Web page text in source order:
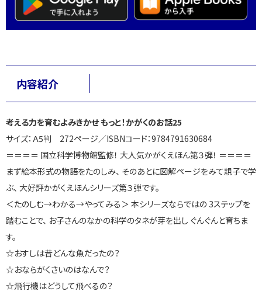
内容紹介
考える力を育むよみきかせ もっと！かがくのお話25
サイズ：Ａ5判 272ページ／ISBNコード：9784791630684
＝＝＝＝ 国立科学博物館監修！ 大人気かがくえほん第３弾！ ＝＝＝＝
まず絵本形式の物語をたのしみ、 そのあとに図解ページをみて親子で学
ぶ、 大好評かがくえほんシリーズ第３弾です。
＜たのしむ→わかる→やってみる＞ 本シリーズならではの 3ステップを
踏むことで、 お子さんのなかの科学のタネが芽を出し ぐんぐんと育ちま
す。
☆おすしは昔どんな魚だったの？
☆おならがくさいのはなんで？
☆飛行機はどうして飛べるの？